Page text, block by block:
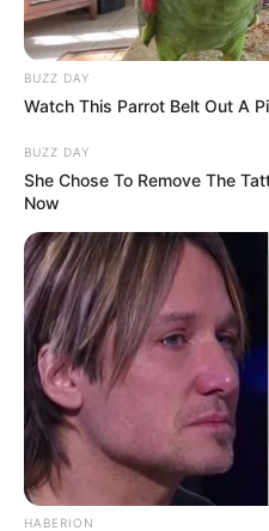
BUZZ DAY
Watch This Parrot Belt Out A
BUZZ DAY
She Chose To Remove The
Now
HABERION